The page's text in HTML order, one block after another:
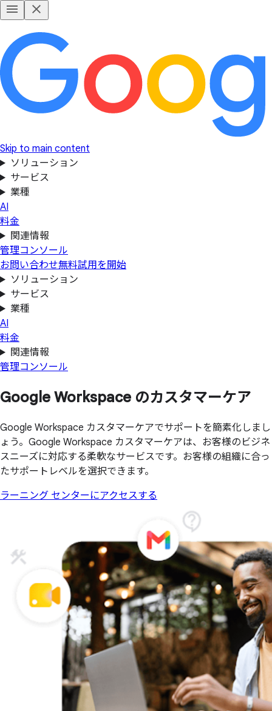
Skip to main content
ソリューション
サービス
業種
AI
料金
関連情報
管理コンソール
お問い合わせ無料試用を開始
ソリューション
サービス
業種
AI
料金
関連情報
管理コンソール
Google Workspace のカスタマーケア
Google Workspace カスタマーケアでサポートを簡素化しまし
ょう。Google Workspace カスタマーケアは、お客様のビジネ
スニーズに対応する柔軟なサービスです。お客様の組織に合っ
たサポートレベルを選択できます。
ラーニング センターにアクセスする